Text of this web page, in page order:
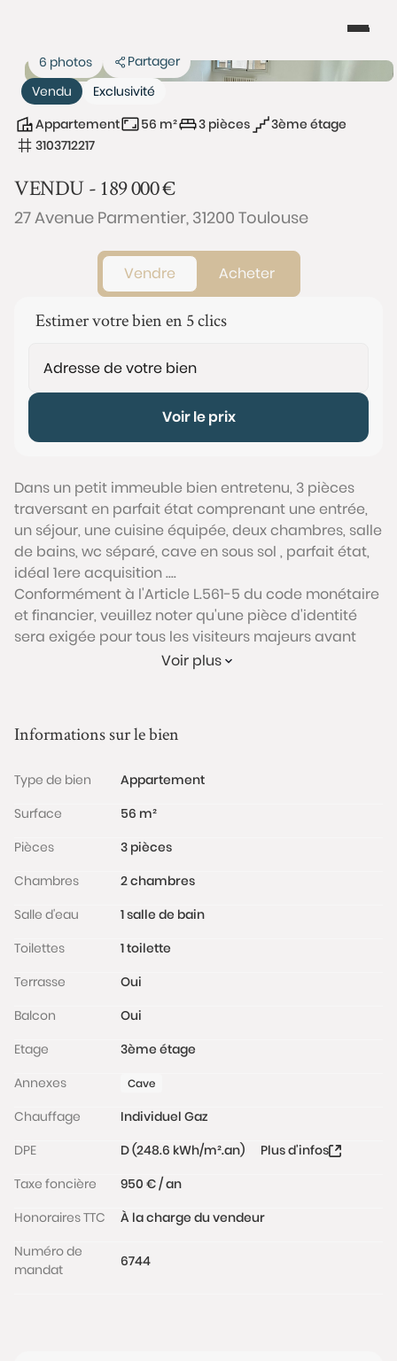
Vendu Exclusivité
6 photos Partager
Appartement 56 m² 3 pièces
3ème étage
3103712217
VENDU -189 000€
27 Avenue Parmentier, 31200 Toulouse
Vendre Acheter
Estimer votre bien en 5 clics
Voir le prix
Dans un petit immeuble bien entretenu, 3 pièces
traversant en parfait état comprenant une entrée,
un séjour, une cuisine équipée, deux chambres, salle
de bains, wc séparé, cave en sous sol , parfait état,
idéal 1ere acquisition ....
Conformément à l'Article L.561-5 du code monétaire
et financier, veuillez noter qu'une pièce d'identité
sera exigée pour tous les visiteurs majeurs avant
www.georisques.gouv.fr
Voir plus
Informations sur le bien
Type de bien
Appartement
Surface
56 m²
Pièces
3 pièces
Chambres
2 chambres
Salle d'eau
1 salle de bain
Toilettes
1 toilette
Terrasse
Oui
Balcon
Oui
Etage
3ème étage
Annexes
Cave
Chauffage
Individuel Gaz
DPE
D (248.6 kWh/m².an)
Plus d'infos
Taxe foncière
950 € / an
Honoraires TTC
À la charge du vendeur
Numéro de
mandat
6744